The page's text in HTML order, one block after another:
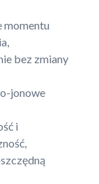
momentu
bez zmiany
jonowe
i